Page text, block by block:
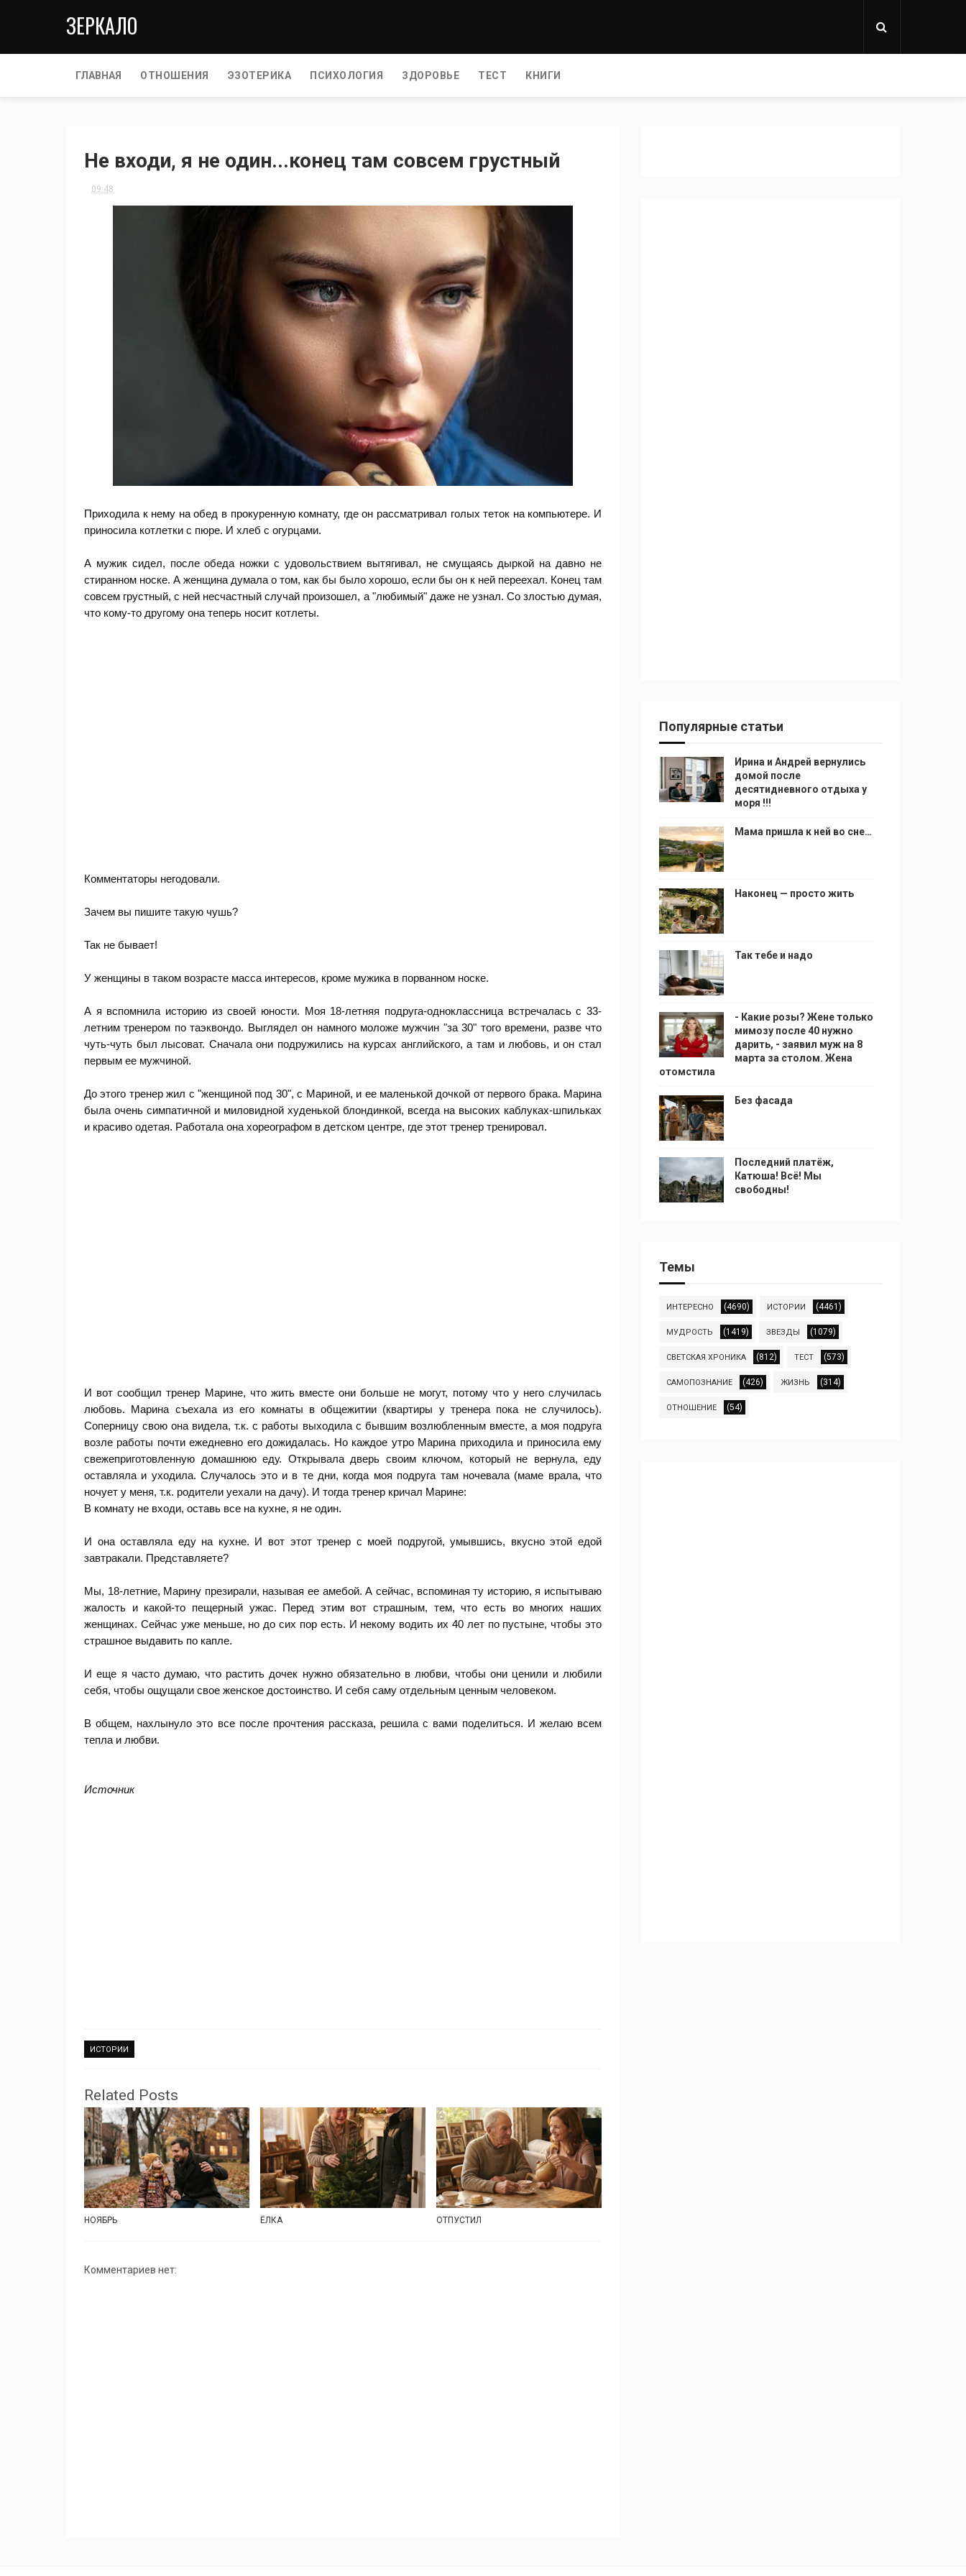
ЗЕРКАЛО
ГЛАВНАЯ ОТНОШЕНИЯ ЭЗОТЕРИКА ПСИХОЛОГИЯ ЗДОРОВЬЕ ТЕСТ КНИГИ
Не входи, я не один...конец там совсем грустный
09:48
Приходила к нему на обед в прокуренную комнату, где он рассматривал голых теток на компьютере. И
приносила котлетки с пюре. И хлеб с огурцами.
А мужик сидел, после обеда ножки с удовольствием вытягивал, не смущаясь дыркой на давно не
стиранном носке. А женщина думала о том, как бы было хорошо, если бы он к ней переехал. Конец там
совсем грустный, с ней несчастный случай произошел, а "любимый" даже не узнал. Со злостью думая,
что кому-то другому она теперь носит котлеты.
Комментаторы негодовали.
Зачем вы пишите такую чушь?
Так не бывает!
У женщины в таком возрасте масса интересов, кроме мужика в порванном носке.
А я вспомнила историю из своей юности. Моя 18-летняя подруга-одноклассница встречалась с 33-
летним тренером по таэквондо. Выглядел он намного моложе мужчин "за 30" того времени, разве что
чуть-чуть был лысоват. Сначала они подружились на курсах английского, а там и любовь, и он стал
первым ее мужчиной.
До этого тренер жил с "женщиной под 30", с Мариной, и ее маленькой дочкой от первого брака. Марина
была очень симпатичной и миловидной худенькой блондинкой, всегда на высоких каблуках-шпильках
и красиво одетая. Работала она хореографом в детском центре, где этот тренер тренировал.
И вот сообщил тренер Марине, что жить вместе они больше не могут, потому что у него случилась
любовь. Марина съехала из его комнаты в общежитии (квартиры у тренера пока не случилось).
Соперницу свою она видела, т.к. с работы выходила с бывшим возлюбленным вместе, а моя подруга
возле работы почти ежедневно его дожидалась. Но каждое утро Марина приходила и приносила ему
свежеприготовленную домашнюю еду. Открывала дверь своим ключом, который не вернула, еду
оставляла и уходила. Случалось это и в те дни, когда моя подруга там ночевала (маме врала, что
ночует у меня, т.к. родители уехали на дачу). И тогда тренер кричал Марине:
В комнату не входи, оставь все на кухне, я не один.
И она оставляла еду на кухне. И вот этот тренер с моей подругой, умывшись, вкусно этой едой
завтракали. Представляете?
Мы, 18-летние, Марину презирали, называя ее амебой. А сейчас, вспоминая ту историю, я испытываю
жалость и какой-то пещерный ужас. Перед этим вот страшным, тем, что есть во многих наших
женщинах. Сейчас уже меньше, но до сих пор есть. И некому водить их 40 лет по пустыне, чтобы это
страшное выдавить по капле.
И еще я часто думаю, что растить дочек нужно обязательно в любви, чтобы они ценили и любили
себя, чтобы ощущали свое женское достоинство. И себя саму отдельным ценным человеком.
В общем, нахлынуло это все после прочтения рассказа, решила с вами поделиться. И желаю всем
тепла и любви.
Источник
ИСТОРИИ
Related Posts
НОЯБРЬ ЁЛКА ОТПУСТИЛ
Комментариев нет:
Популярные статьи
Ирина и Андрей вернулись
домой после
десятидневного отдыха у
моря !!!
Мама пришла к ней во сне…
Наконец — просто жить
Так тебе и надо
- Какие розы? Жене только
мимозу после 40 нужно
дарить, - заявил муж на 8
марта за столом. Жена
отомстила
Без фасада
Последний платёж,
Катюша! Всё! Мы
свободны!
Темы
ИНТЕРЕСНО (4690) ИСТОРИИ (4461)
МУДРОСТЬ (1419) ЗВЕЗДЫ (1079)
СВЕТСКАЯ ХРОНИКА (812) ТЕСТ (573)
САМОПОЗНАНИЕ (426) ЖИЗНЬ (314)
ОТНОШЕНИЕ (54)